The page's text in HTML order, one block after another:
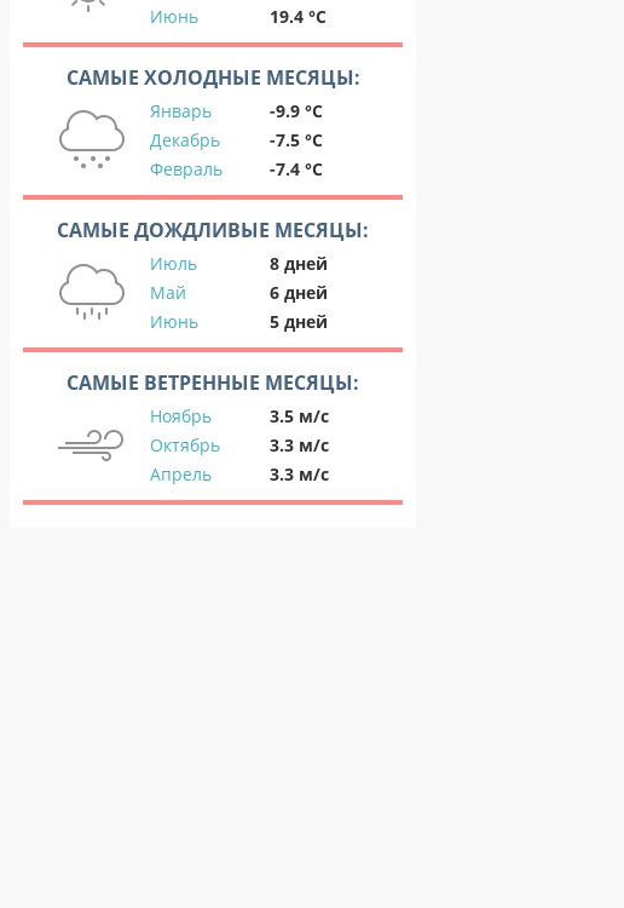
Июнь
19.4 °C
САМЫЕ ХОЛОДНЫЕ МЕСЯЦЫ:
Январь
-9.9 °C
Декабрь
-7.5 °C
Февраль
-7.4 °C
САМЫЕ ДОЖДЛИВЫЕ МЕСЯЦЫ:
Июль
8 дней
Май
6 дней
Июнь
5 дней
САМЫЕ ВЕТРЕННЫЕ МЕСЯЦЫ:
Ноябрь
3.5 м/с
Октябрь
3.3 м/с
Апрель
3.3 м/с